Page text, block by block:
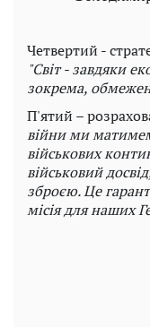
Четвертий -
"Світ - завдяки
зокрема,
П'ятий –
війни ми
військових
військовий
зброєю. Це
місія для наших